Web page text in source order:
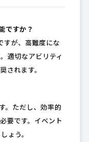
ですか？
すが、高難度にな
適切なアビリティ
されます。
。ただし、効率的
要です。イベント
ょう。